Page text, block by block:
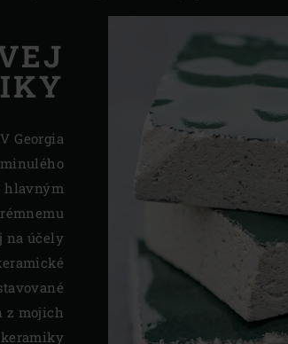
Georgia
hlavným
na účely
z mojich